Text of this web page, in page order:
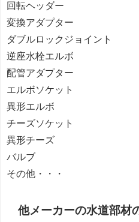
回転ヘッダー
変換アダプター
ダブルロックジョイント
逆座水栓エルボ
配管アダプター
エルボソケット
異形エルボ
チーズソケット
異形チーズ
バルブ
その他・・・
他メーカーの水道部材